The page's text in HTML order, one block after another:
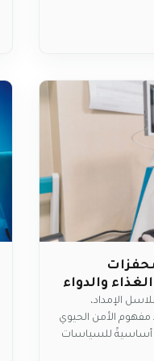
محفزات
والدواء
الإمداد،
مفهوم الأمن الحيوي
أساسيةً للسياسات